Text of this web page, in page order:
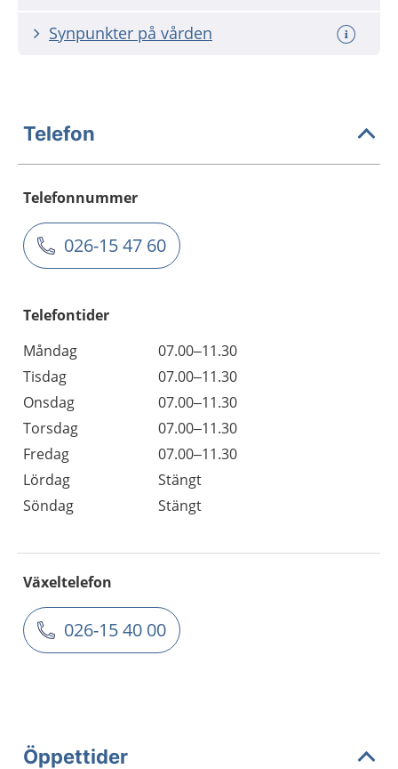
Synpunkter på vården
Telefon
Telefonnummer
026-15 47 60
Telefontider
Måndag
07.00–11.30
Tisdag
07.00–11.30
Onsdag
07.00–11.30
Torsdag
07.00–11.30
Fredag
07.00–11.30
Lördag
Stängt
Söndag
Stängt
Växeltelefon
026-15 40 00
Öppettider